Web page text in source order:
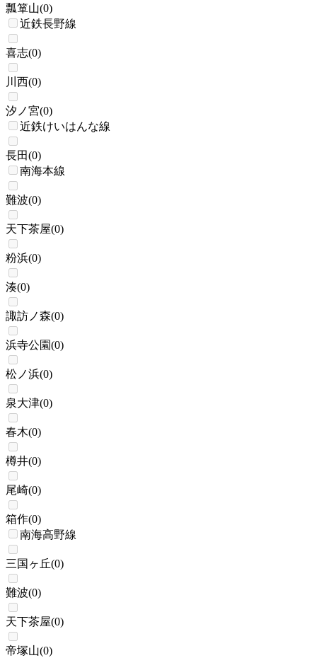
瓢箪山(0)
近鉄長野線
喜志(0)
川西(0)
汐ノ宮(0)
近鉄けいはんな線
長田(0)
南海本線
難波(0)
天下茶屋(0)
粉浜(0)
湊(0)
諏訪ノ森(0)
浜寺公園(0)
松ノ浜(0)
泉大津(0)
春木(0)
樽井(0)
尾崎(0)
箱作(0)
南海高野線
三国ヶ丘(0)
難波(0)
天下茶屋(0)
帝塚山(0)